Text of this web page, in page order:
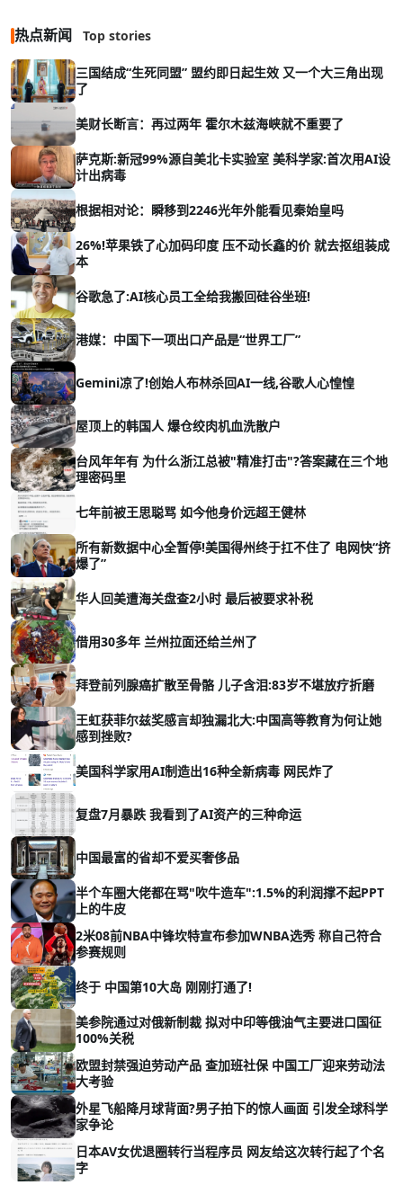
热点新闻 Top stories
三国结成“生死同盟” 盟约即日起生效 又一个大三角出现
了
美财长断言：再过两年 霍尔木兹海峡就不重要了
萨克斯:新冠99%源自美北卡实验室 美科学家:首次用AI设
计出病毒
根据相对论：瞬移到2246光年外能看见秦始皇吗
26%!苹果铁了心加码印度 压不动长鑫的价 就去抠组装成
本
谷歌急了:AI核心员工全给我搬回硅谷坐班!
港媒：中国下一项出口产品是“世界工厂”
Gemini凉了!创始人布林杀回AI一线,谷歌人心惶惶
屋顶上的韩国人 爆仓绞肉机血洗散户
台风年年有 为什么浙江总被"精准打击"?答案藏在三个地
理密码里
七年前被王思聪骂 如今他身价远超王健林
所有新数据中心全暂停!美国得州终于扛不住了 电网快“挤
爆了”
华人回美遭海关盘查2小时 最后被要求补税
借用30多年 兰州拉面还给兰州了
拜登前列腺癌扩散至骨骼 儿子含泪:83岁不堪放疗折磨
王虹获菲尔兹奖感言却独漏北大:中国高等教育为何让她
感到挫败?
美国科学家用AI制造出16种全新病毒 网民炸了
复盘7月暴跌 我看到了AI资产的三种命运
中国最富的省却不爱买奢侈品
半个车圈大佬都在骂"吹牛造车":1.5%的利润撑不起PPT
上的牛皮
2米08前NBA中锋坎特宣布参加WNBA选秀 称自己符合
参赛规则
终于 中国第10大岛 刚刚打通了!
美参院通过对俄新制裁 拟对中印等俄油气主要进口国征
100%关税
欧盟封禁强迫劳动产品 查加班社保 中国工厂迎来劳动法
大考验
外星飞船降月球背面?男子拍下的惊人画面 引发全球科学
家争论
日本AV女优退圈转行当程序员 网友给这次转行起了个名
字